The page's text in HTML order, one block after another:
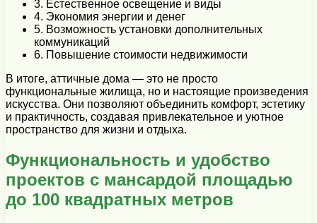
3. Естественное освещение и виды
4. Экономия энергии и денег
5. Возможность установки дополнительных
коммуникаций
6. Повышение стоимости недвижимости
В итоге, аттичные дома — это не просто
функциональные жилища, но и настоящие произведения
искусства. Они позволяют объединить комфорт, эстетику
и практичность, создавая привлекательное и уютное
пространство для жизни и отдыха.
Функциональность и удобство
проектов с мансардой площадью
до 100 квадратных метров